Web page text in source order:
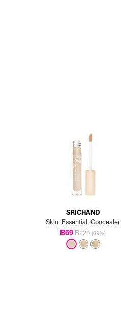
SRICHAND
Skin Essential Concealer
฿69฿220 (69%)